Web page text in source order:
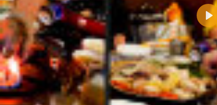
Name:
E-Mail-Adresse (optional):
Kommentar: